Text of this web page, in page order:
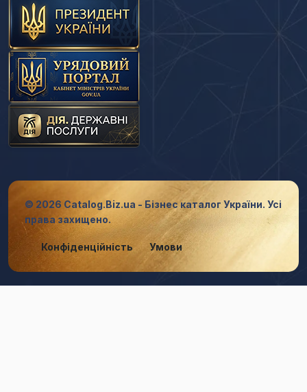
© 2026 Catalog.Biz.ua - Бізнес каталог України. Усі
права захищено.
Конфіденційність Умови